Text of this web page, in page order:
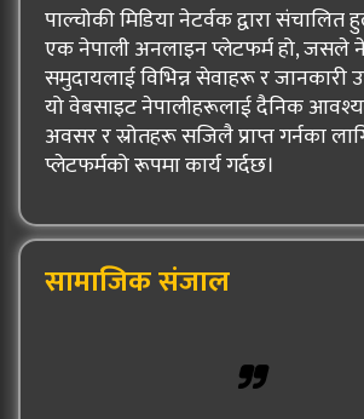
पाल्चोकी मिडिया नेटर्वक द्वारा
एक नेपाली अनलाइन प्लेटफर्म हो, जसले
समुदायलाई विभिन्न सेवाहरू र जानकारी
यो वेबसाइट नेपालीहरूलाई दैनिक
अवसर र स्रोतहरू सजिलै प्राप्त गर्नका
प्लेटफर्मको रूपमा कार्य गर्दछ।
सामाजिक संजाल